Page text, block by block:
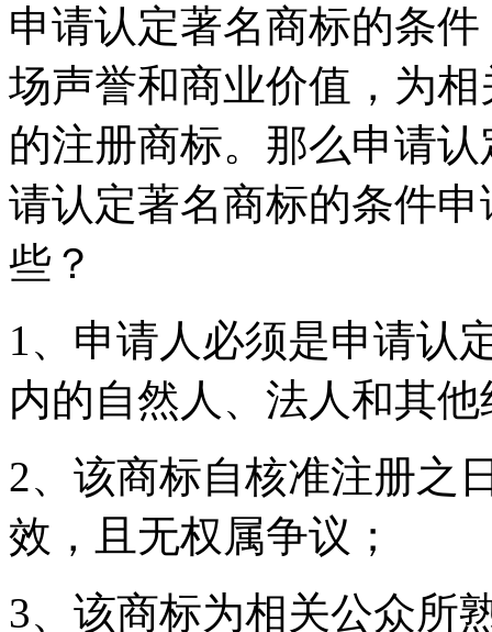
申请认定著名商标的条
场声誉和商业价值，为
的注册商标。那么申请
请认定著名商标的条件
些？
1、申请人必须是申请认
内的自然人、法人和其
2、该商标自核准注册之
效，且无权属争议；
3、该商标为相关公众所